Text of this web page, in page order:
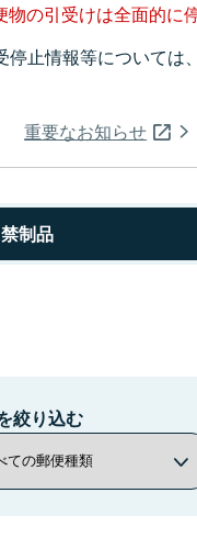
の引受けは全面的に
停止情報等については
重要なお知らせ
禁制品
絞り込む